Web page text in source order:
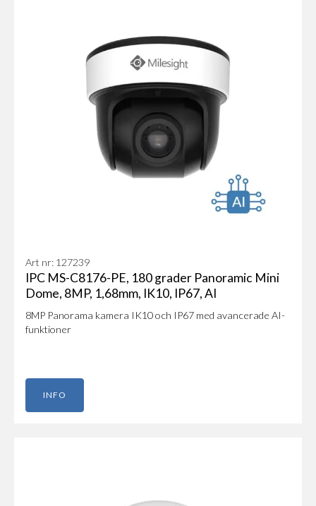
Art nr: 127239
IPC MS-C8176-PE, 180 grader Panoramic Mini
Dome, 8MP, 1,68mm, IK10, IP67, AI
8MP Panorama kamera IK10 och IP67 med avancerade AI-
funktioner
INFO